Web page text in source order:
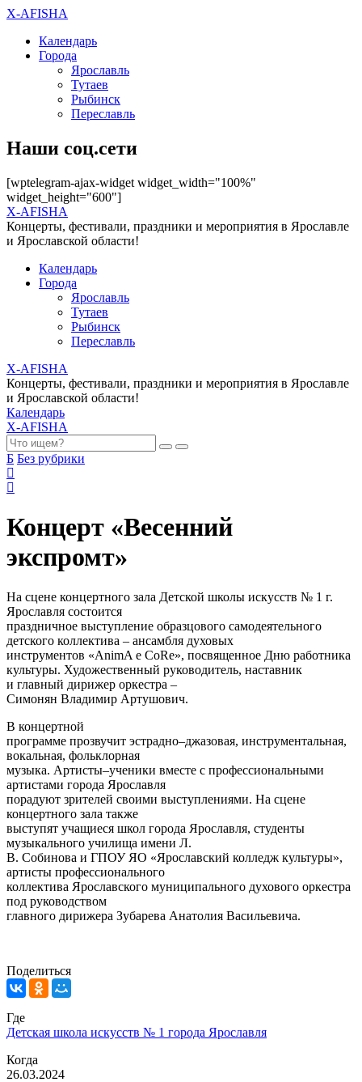
X-AFISHA
Календарь
Города
Ярославль
Тутаев
Рыбинск
Переславль
Наши соц.сети
[wptelegram-ajax-widget widget_width="100%"
widget_height="600"]
X-AFISHA
Концерты, фестивали, праздники и мероприятия в Ярославле
и Ярославской области!
Календарь
Города
Ярославль
Тутаев
Рыбинск
Переславль
X-AFISHA
Концерты, фестивали, праздники и мероприятия в Ярославле
и Ярославской области!
Календарь
X-AFISHA
Б Без рубрики
Концерт «Весенний
экспромт»
На сцене концертного зала Детской школы искусств № 1 г.
Ярославля состоится
праздничное выступление образцового самодеятельного
детского коллектива – ансамбля духовых
инструментов «AnimA e CoRe», посвященное Дню работника
культуры. Художественный руководитель, наставник
и главный дирижер оркестра –
Симонян Владимир Артушович.
В концертной
программе прозвучит эстрадно–джазовая, инструментальная,
вокальная, фольклорная
музыка. Артисты–ученики вместе с профессиональными
артистами города Ярославля
порадуют зрителей своими выступлениями. На сцене
концертного зала также
выступят учащиеся школ города Ярославля, студенты
музыкального училища имени Л.
В. Собинова и ГПОУ ЯО «Ярославский колледж культуры»,
артисты профессионального
коллектива Ярославского муниципального духового оркестра
под руководством
главного дирижера Зубарева Анатолия Васильевича.
Поделиться
Где
Детская школа искусств № 1 города Ярославля
Когда
26.03.2024